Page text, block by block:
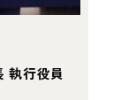
執行役員